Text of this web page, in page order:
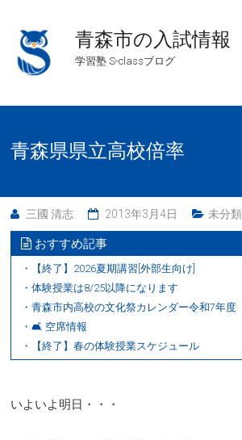
青森市の入試情報
学習塾 S-classブログ
青森県県立高校倍率
三國 清志 2013年3月4日 未分類
おすすめ記事
・【終了】2026夏期講習[外部生向け]
・体験授業は8/25以降になります
・青森市内高校の文化祭カレンダー令和7年度
・🛋 空席情報
・【終了】春の体験授業スケジュール
いよいよ明日・・・